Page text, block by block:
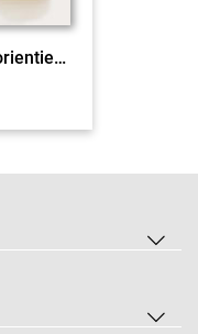
Arbeitsheft zur Berufsorientierung im Modul BO9